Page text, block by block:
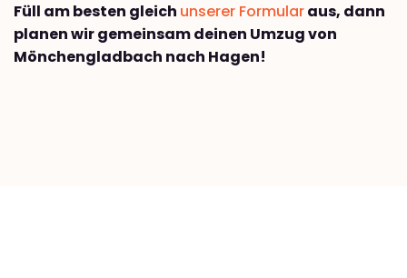
Füll am besten gleich unserer Formularaus, dann
planen wir gemeinsam deinen Umzug von
Mönchengladbach nach Hagen!